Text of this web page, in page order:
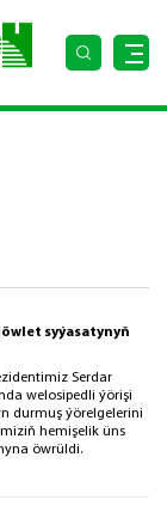
syýasatynyň
Serdar
welosipedli ýörişi
durmuş ýörelgelerini
hemişelik üns
öwrüldi.